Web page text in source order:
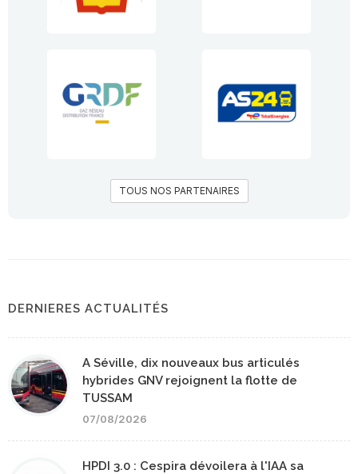
TOUS NOS PARTENAIRES
DERNIERES ACTUALITÉS
A Séville, dix nouveaux bus articulés
hybrides GNV rejoignent la flotte de
TUSSAM
07/08/2026
HPDI 3.0 : Cespira dévoilera à l'IAA sa